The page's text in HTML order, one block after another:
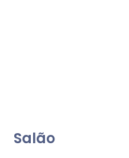
Salão